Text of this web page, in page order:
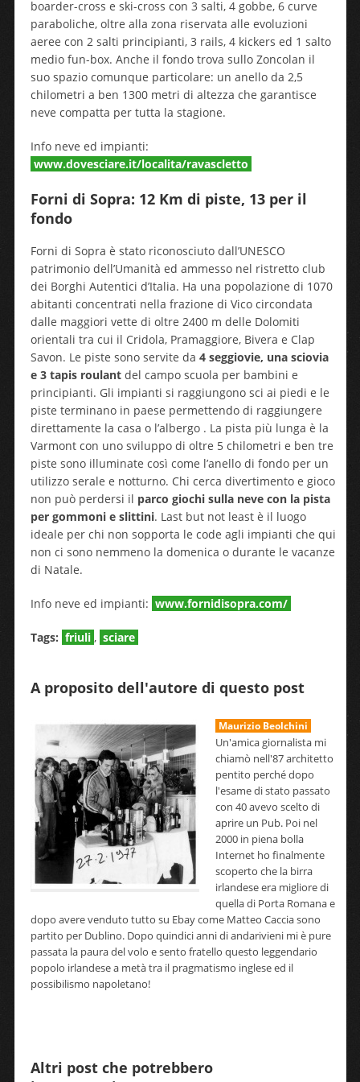
boarder-cross e ski-cross con 3 salti, 4 gobbe, 6 curve
paraboliche, oltre alla zona riservata alle evoluzioni
aeree con 2 salti principianti, 3 rails, 4 kickers ed 1 salto
medio fun-box. Anche il fondo trova sullo Zoncolan il
suo spazio comunque particolare: un anello da 2,5
chilometri a ben 1300 metri di altezza che garantisce
neve compatta per tutta la stagione.
Info neve ed impianti:
www.dovesciare.it/localita/ravascletto
Forni di Sopra: 12 Km di piste, 13 per il
fondo
Forni di Sopra è stato riconosciuto dall’UNESCO
patrimonio dell’Umanità ed ammesso nel ristretto club
dei Borghi Autentici d’Italia. Ha una popolazione di 1070
abitanti concentrati nella frazione di Vico circondata
dalle maggiori vette di oltre 2400 m delle Dolomiti
orientali tra cui il Cridola, Pramaggiore, Bivera e Clap
Savon. Le piste sono servite da 4 seggiovie, una sciovia
e 3 tapis roulantdel campo scuola per bambini e
principianti. Gli impianti si raggiungono sci ai piedi e le
piste terminano in paese permettendo di raggiungere
direttamente la casa o l’albergo . La pista più lunga è la
Varmont con uno sviluppo di oltre 5 chilometri e ben tre
piste sono illuminate così come l’anello di fondo per un
utilizzo serale e notturno. Chi cerca divertimento e gioco
non può perdersi il parco giochi sulla neve con la pista
per gommoni e slittini. Last but not least è il luogo
ideale per chi non sopporta le code agli impianti che qui
non ci sono nemmeno la domenica o durante le vacanze
di Natale.
Info neve ed impianti: www.fornidisopra.com/
Tags: friuli , sciare
A proposito dell'autore di questo post
Maurizio Beolchini
Un'amica giornalista mi
chiamò nell'87 architetto
pentito perché dopo
l'esame di stato passato
con 40 avevo scelto di
aprire un Pub. Poi nel
2000 in piena bolla
Internet ho finalmente
scoperto che la birra
irlandese era migliore di
quella di Porta Romana e
dopo avere venduto tutto su Ebay come Matteo Caccia sono
partito per Dublino. Dopo quindici anni di andarivieni mi è pure
passata la paura del volo e sento fratello questo leggendario
popolo irlandese a metà tra il pragmatismo inglese ed il
possibilismo napoletano!
Altri post che potrebbero